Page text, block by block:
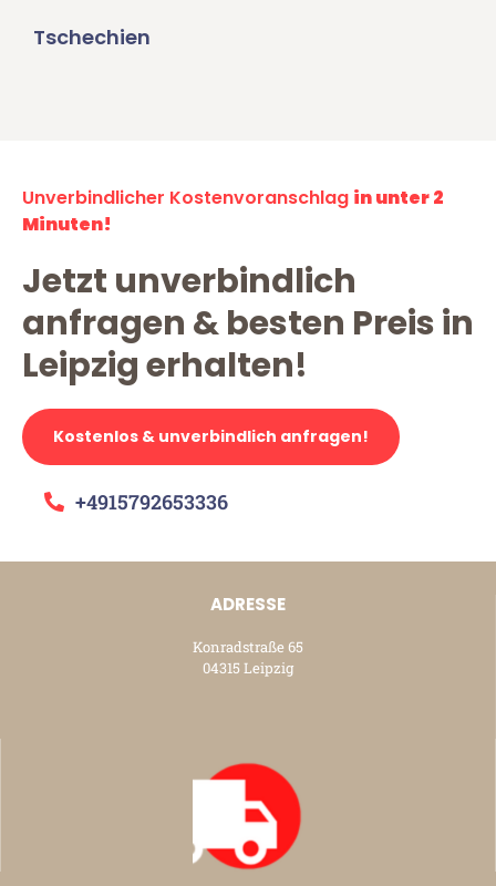
Tschechien
Unverbindlicher Kostenvoranschlag in unter 2
Minuten!
Jetzt unverbindlich
anfragen & besten Preis in
Leipzig erhalten!
Kostenlos & unverbindlich anfragen!
+4915792653336
ADRESSE
Konradstraße 65
04315 Leipzig